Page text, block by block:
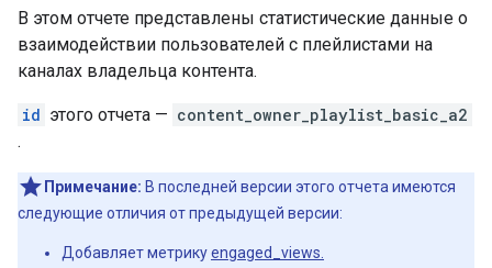
В этом отчете представлены статистические данные о
взаимодействии пользователей с плейлистами на
каналах владельца контента.
id этого отчета — content_owner_playlist_basic_a2
.
Примечание: В последней версии этого отчета имеются
следующие отличия от предыдущей версии:
Добавляет метрикуengaged_views.